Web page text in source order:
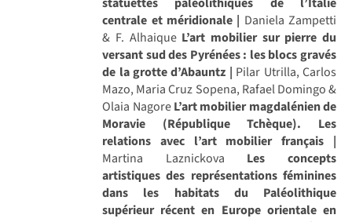
centrale et méridionale | Daniela Zampetti
& F. Alhaique L’art mobilier sur pierre du
versant sud des Pyrénées : les blocs gravés
de la grotte d’Abauntz | Pilar Utrilla, Carlos
Mazo, Maria Cruz Sopena, Rafael Domingo &
Olaia NagoreL’art mobilier magdalénien de
Moravie (République Tchèque). Les
relations avec l’art mobilier français |
Martina Laznickova Les concepts
artistiques des représentations féminines
dans les habitats du Paléolithique
supérieur récent en Europe orientale en